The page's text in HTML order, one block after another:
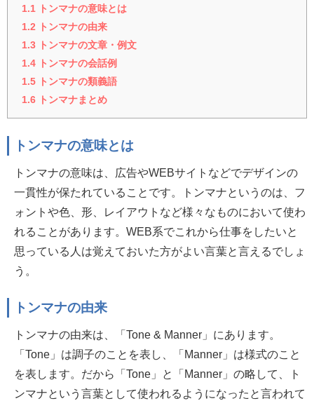
1.1 トンマナの意味とは
1.2 トンマナの由来
1.3 トンマナの文章・例文
1.4 トンマナの会話例
1.5 トンマナの類義語
1.6 トンマナまとめ
トンマナの意味とは
トンマナの意味は、広告やWEBサイトなどでデザインの
一貫性が保たれていることです。トンマナというのは、フ
ォントや色、形、レイアウトなど様々なものにおいて使わ
れることがあります。WEB系でこれから仕事をしたいと
思っている人は覚えておいた方がよい言葉と言えるでしょ
う。
トンマナの由来
トンマナの由来は、「Tone & Manner」にあります。
「Tone」は調子のことを表し、「Manner」は様式のこと
を表します。だから「Tone」と「Manner」の略して、ト
ンマナという言葉として使われるようになったと言われて